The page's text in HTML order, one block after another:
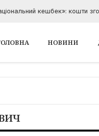
кешбек»: кошти
НОВИНИ